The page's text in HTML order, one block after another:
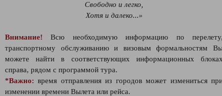
Свободно и легко,
Хотя и далеко...»
Внимание! Всю необходимую информацию по
транспортному обслуживанию и визовым формальностям
можете найти в соответствующих информационных
справа, рядом с программой тура.
*Важно: время отправления из городов может измениться
изменении времени Вылета или рейса.